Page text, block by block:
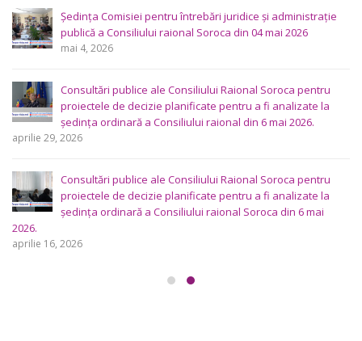
Ședința Comisiei pentru întrebări juridice şi administraţie
publică a Consiliului raional Soroca din 04 mai 2026
mai 4, 2026
Consultări publice ale Consiliului Raional Soroca pentru
proiectele de decizie planificate pentru a fi analizate la
ședința ordinară a Consiliului raional din 6 mai 2026.
aprilie 29, 2026
Consultări publice ale Consiliului Raional Soroca pentru
proiectele de decizie planificate pentru a fi analizate la
ședința ordinară a Consiliului raional Soroca din 6 mai
2026.
aprilie 16, 2026